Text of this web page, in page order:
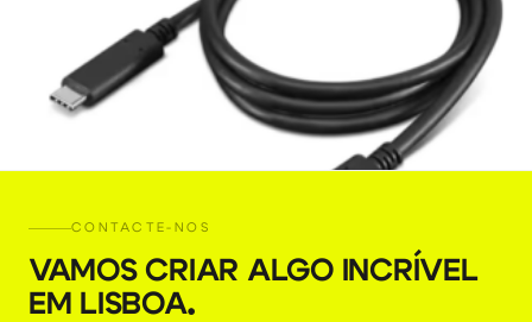
CONTACTE-NOS
VAMOS CRIAR ALGO INCRÍVEL
EM LISBOA.